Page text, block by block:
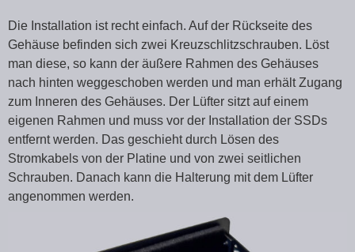
Die Installation ist recht einfach. Auf der Rückseite des
Gehäuse befinden sich zwei Kreuzschlitzschrauben. Löst
man diese, so kann der äußere Rahmen des Gehäuses
nach hinten weggeschoben werden und man erhält Zugang
zum Inneren des Gehäuses. Der Lüfter sitzt auf einem
eigenen Rahmen und muss vor der Installation der SSDs
entfernt werden. Das geschieht durch Lösen des
Stromkabels von der Platine und von zwei seitlichen
Schrauben. Danach kann die Halterung mit dem Lüfter
angenommen werden.